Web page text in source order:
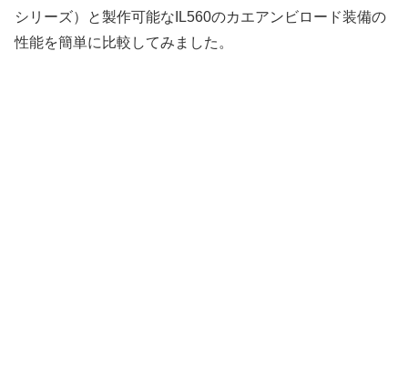
シリーズ）と製作可能なIL560のカエアンビロード装備の
性能を簡単に比較してみました。